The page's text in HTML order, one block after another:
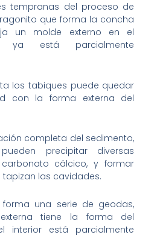
tempranas del proceso de
que forma la concha
un molde externo en el
ya está parcialmente
los tabiques puede quedar
con la forma externa del
completa del sedimento,
precipitar diversas
cálcico, y formar
las cavidades.
una serie de geodas,
tiene la forma del
interior está parcialmente